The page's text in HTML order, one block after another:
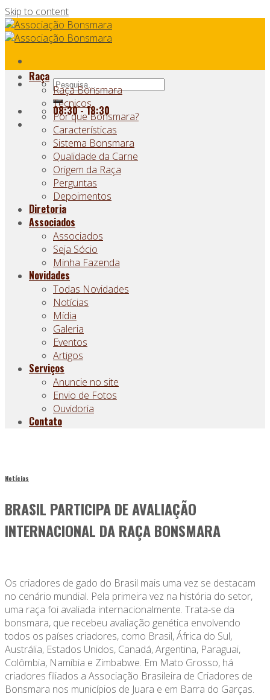
Skip to content
08:30 - 18:30
Raça
Raça Bonsmara
Técnicos
Por que Bonsmara?
Características
Sistema Bonsmara
Qualidade da Carne
Origem da Raça
Perguntas
Depoimentos
Diretoria
Associados
Associados
Seja Sócio
Minha Fazenda
Novidades
Todas Novidades
Notícias
Mídia
Galeria
Eventos
Artigos
Serviços
Anuncie no site
Envio de Fotos
Ouvidoria
Contato
Notícias
BRASIL PARTICIPA DE AVALIAÇÃO
INTERNACIONAL DA RAÇA BONSMARA
Os criadores de gado do Brasil mais uma vez se destacam
no cenário mundial. Pela primeira vez na história do setor,
uma raça foi avaliada internacionalmente. Trata-se da
bonsmara, que recebeu avaliação genética envolvendo
todos os países criadores, como Brasil, África do Sul,
Austrália, Estados Unidos, Canadá, Argentina, Paraguai,
Colômbia, Namíbia e Zimbabwe. Em Mato Grosso, há
criadores filiados a Associação Brasileira de Criadores de
Bonsmara nos municípios de Juara e em Barra do Garças.